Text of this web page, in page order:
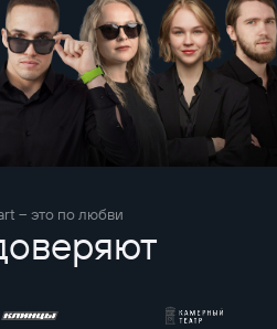
– это по любви